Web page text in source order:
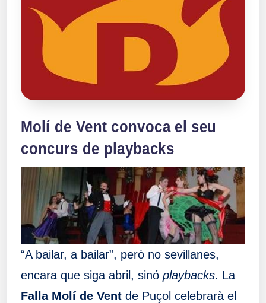
Molí de Vent convoca el seu
concurs de playbacks
“A bailar, a bailar”, però no sevillanes,
encara que siga abril, sinó playbacks. La
Falla Molí de Ventde Puçol celebrarà el